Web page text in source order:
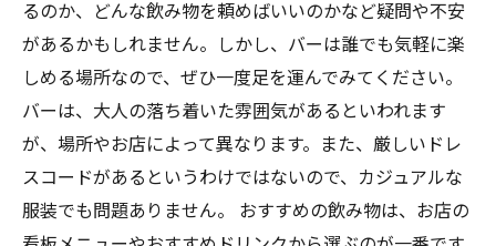
るのか、どんな飲み物を頼めばいいのかなど疑問や不安
があるかもしれません。しかし、バーは誰でも気軽に楽
しめる場所なので、ぜひ一度足を運んでみてください。
バーは、大人の落ち着いた雰囲気があるといわれます
が、場所やお店によって異なります。また、厳しいドレ
スコードがあるというわけではないので、カジュアルな
服装でも問題ありません。 おすすめの飲み物は、お店の